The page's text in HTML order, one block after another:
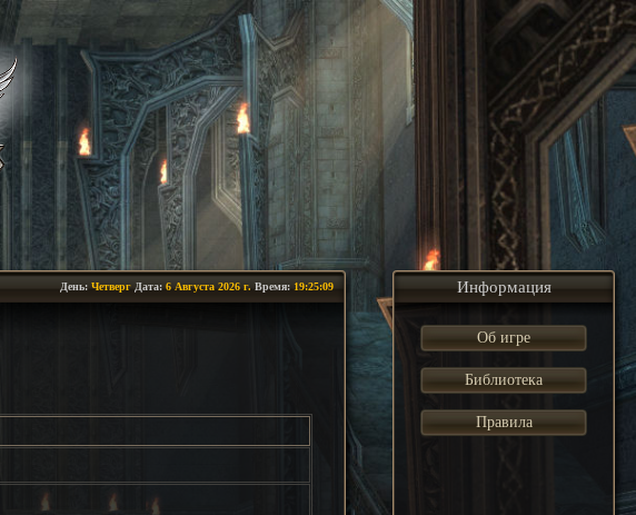
День: Четверг Дата: 6 Августа 2026 г. Время: 19:25:10 Информация
Об игре
Библиотека
Правила